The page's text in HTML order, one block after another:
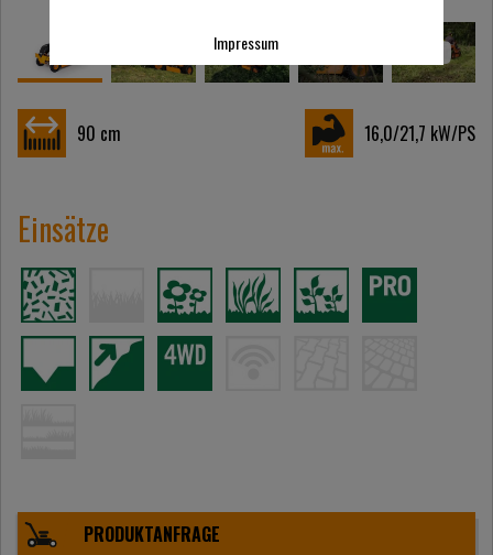
90 cm 16,0/21,7 kW/PS
Einsätze
PRODUKTANFRAGE
Impressum